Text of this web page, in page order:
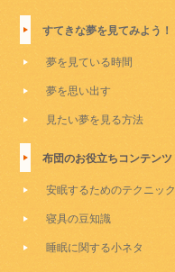
すてきな夢を見てみよう！
夢を見ている時間
夢を思い出す
見たい夢を見る方法
布団のお役立ちコンテンツ
安眠するためのテクニック
寝具の豆知識
睡眠に関する小ネタ